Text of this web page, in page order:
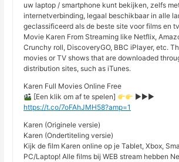
uw laptop / smartphone kunt bekijken, zelfs
internetverbinding, legaal beschikbaar in alle
geclassificeerd als de beste site voor films en
Movie Karen From Streaming like Netflix,
Crunchy roll, DiscoveryGO, BBC iPlayer, etc.
movies or TV shows that are downloaded
distribution sites, such as iTunes.
Karen Full Movies Online Free
[Een klik om af te spelen]
►►►
https://t.co/7oFAhJMH58?amp=1
Karen (Originele versie)
Karen (Ondertiteling versie)
Kijk de film Karen online op je Tablet, Xbox,
PC/Laptop! Alle films bij WEB stream hebben